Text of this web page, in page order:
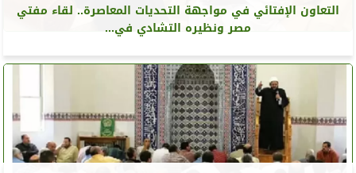
التعاون الإفتائي في مواجهة التحديات المعاصرة.. لقاء مفتي
مصر ونظيره التشادي في...